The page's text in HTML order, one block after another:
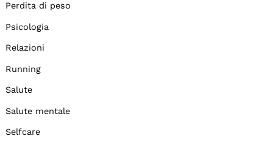
Perdita di peso
Psicologia
Relazioni
Running
Salute
Salute mentale
Selfcare